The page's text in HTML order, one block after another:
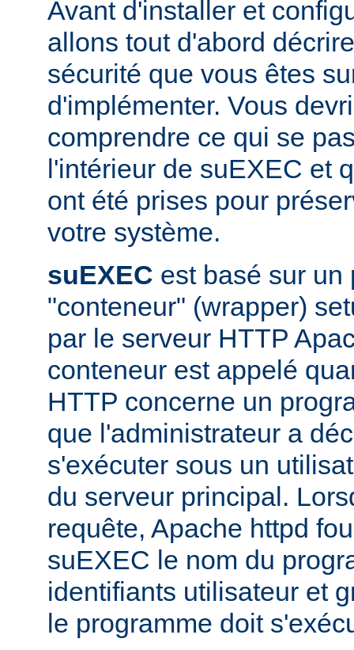
Avant d'installer et
allons tout d'abord
sécurité que vous êtes
d'implémenter. Vous
comprendre ce qui se
l'intérieur de suEXEC et
ont été prises pour
votre système.
suEXEC est basé sur un
"conteneur" (wrapper)
par le serveur HTTP
conteneur est appelé
HTTP concerne un
que l'administrateur a
s'exécuter sous un
du serveur principal.
requête, Apache httpd
suEXEC le nom du
identifiants utilisateur et
le programme doit